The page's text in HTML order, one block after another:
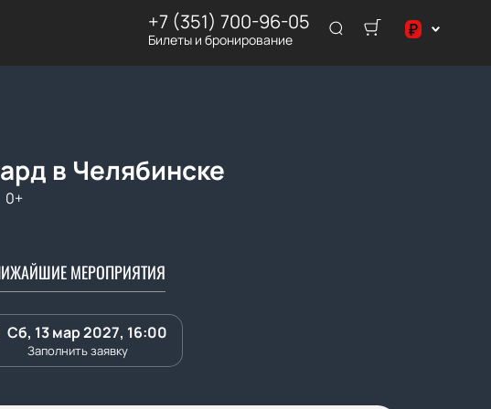
+7 (351) 700-96-05
Билеты и бронирование ₽
$
в Челябинске
0+
МЕРОПРИЯТИЯ